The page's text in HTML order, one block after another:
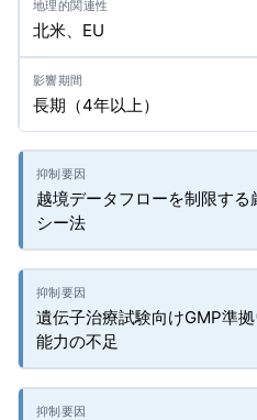
北米、EU
長期（4年以上）
越境データフローを制限す
シー法
遺伝子治療試験向けGMP準
能力の不足